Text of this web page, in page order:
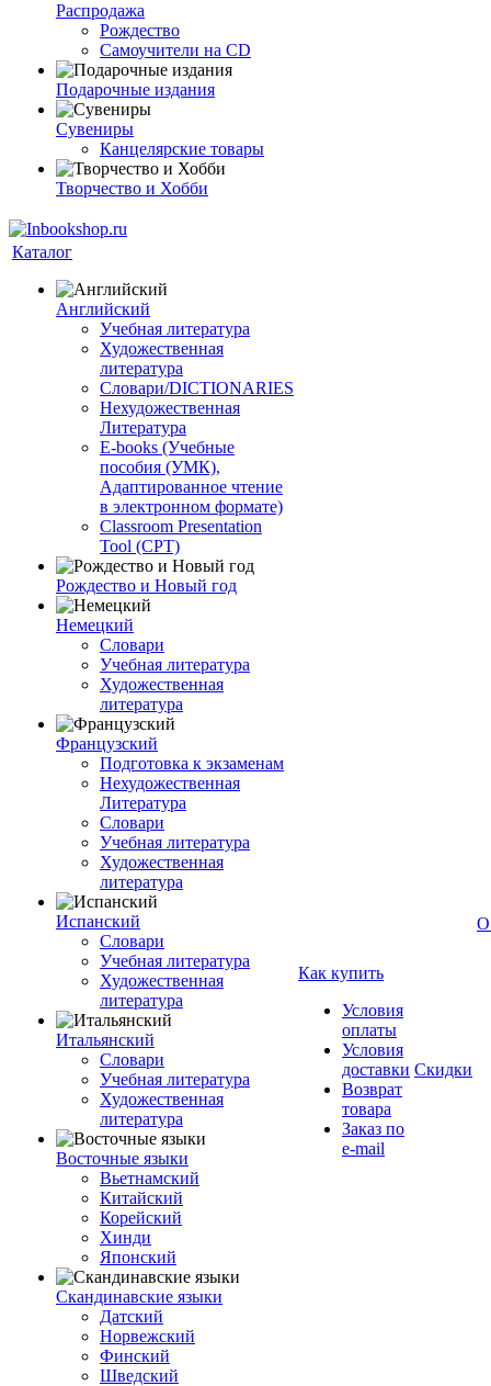
Распродажа
Рождество
Самоучители на CD
Подарочные издания
Сувениры
Канцелярские товары
Творчество и Хобби
Каталог
Английский
Учебная литература
Художественная
литература
Словари/DICTIONARIES
Нехудожественная
Литература
E-books (Учебные
пособия (УМК),
Адаптированное чтение
в электронном формате)
Classroom Presentation
Tool (CPT)
Рождество и Новый год
Немецкий
Словари
Учебная литература
Художественная
литература
Французский
Подготовка к экзаменам
Нехудожественная
Литература
Словари
Учебная литература
Художественная
литература
Испанский
Словари
Учебная литература
Художественная
литература
Итальянский
Словари
Учебная литература
Художественная
литература
Восточные языки
Вьетнамский
Китайский
Корейский
Хинди
Японский
Скандинавские языки
Датский
Норвежский
Финский
Шведский
Как купить
Условия
оплаты
Условия
доставки
Возврат
товара
Заказ по
e-mail
Скидки
О